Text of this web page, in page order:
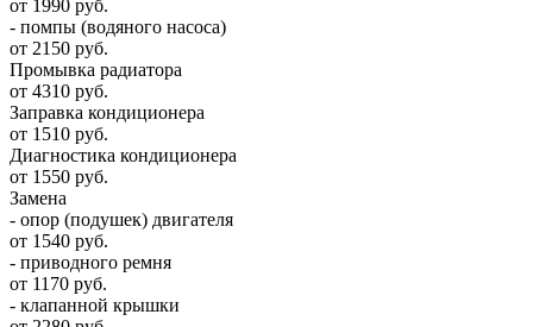
от 1990 руб.
- помпы (водяного насоса)
от 2150 руб.
Промывка радиатора
от 4310 руб.
Заправка кондиционера
от 1510 руб.
Диагностика кондиционера
от 1550 руб.
Замена
- опор (подушек) двигателя
от 1540 руб.
- приводного ремня
от 1170 руб.
- клапанной крышки